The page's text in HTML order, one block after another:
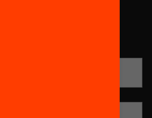
ja han triat Equitat. Rep
per millorar la